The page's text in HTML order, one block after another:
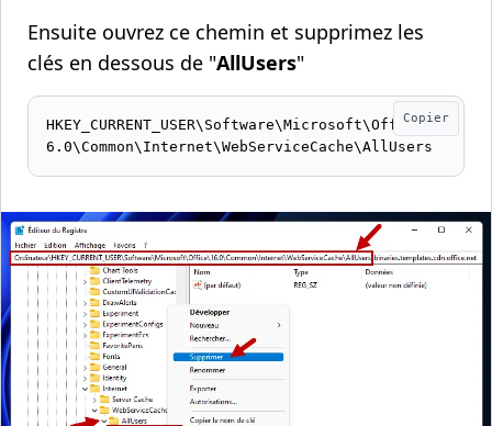
Ensuite ouvrez ce chemin et supprimez les
clés en dessous de "AllUsers"
Copier
HKEY_CURRENT_USER\Software\Microsoft\Office\1
6.0\Common\Internet\WebServiceCache\AllUsers